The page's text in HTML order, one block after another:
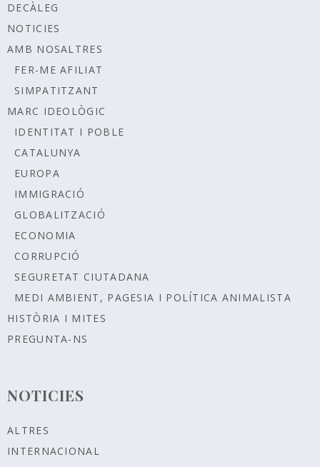
DECÀLEG
NOTICIES
AMB NOSALTRES
FER-ME AFILIAT
SIMPATITZANT
MARC IDEOLÒGIC
IDENTITAT I POBLE
CATALUNYA
EUROPA
IMMIGRACIÓ
GLOBALITZACIÓ
ECONOMIA
CORRUPCIÓ
SEGURETAT CIUTADANA
MEDI AMBIENT, PAGESIA I POLÍTICA ANIMALISTA
HISTÒRIA I MITES
PREGUNTA-NS
NOTICIES
ALTRES
INTERNACIONAL